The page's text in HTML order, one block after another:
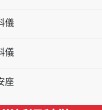
儀
儀
座